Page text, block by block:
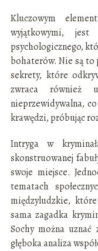
Kluczowym
wyjątkowymi,
psychologicznego,
bohaterów. Nie są to
sekrety, które
zwraca również
nieprzewidywalna,
krawędzi, próbując
Intryga w
skonstruowanej
swoje miejsce.
tematach
międzyludzkie,
sama zagadka
Sochy można
głęboka analiza